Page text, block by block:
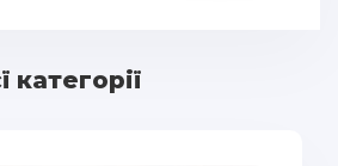
категорії